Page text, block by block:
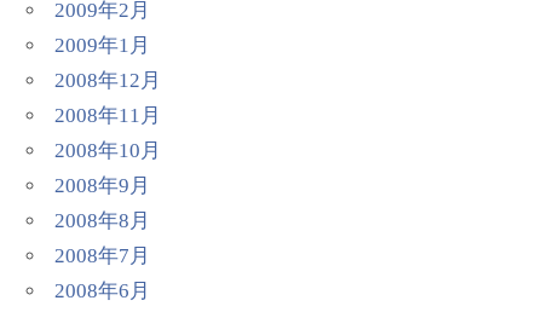
2009年2月
2009年1月
2008年12月
2008年11月
2008年10月
2008年9月
2008年8月
2008年7月
2008年6月